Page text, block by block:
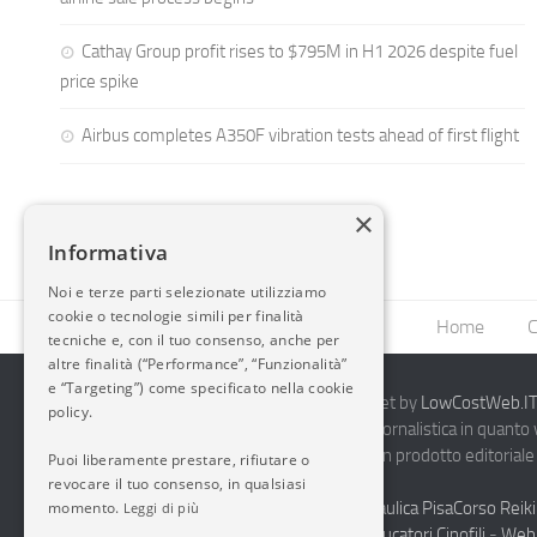
Cathay Group profit rises to $795M in H1 2026 despite fuel
price spike
Airbus completes A350F vibration tests ahead of first flight
Home
2014-2026 AvioBlog - Creazione Siti Internet by
Questo blog non rappresenta una testata giornalistica in
periodicità. Non può pertanto considerarsi un prodotto
7.03.2001.Disclaimer Completo
Vendita Abbigliamento Sicurezza
Termoidraulica PisaCorso
×
Informativa
Noi e terze parti selezionate utilizziamo
cookie o tecnologie simili per finalità
tecniche e, con il tuo consenso, anche per
altre finalità (“Performance”, “Funzionalità”
e “Targeting”) come specificato nella cookie
policy.
Puoi liberamente prestare, rifiutare o
revocare il tuo consenso, in qualsiasi
momento. Leggi di più